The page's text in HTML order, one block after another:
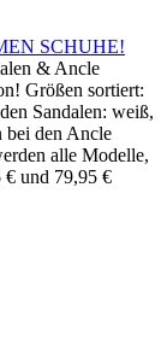
SCHUHE!
& Ancle
Größen sortiert:
Sandalen: weiß,
bei den Ancle
alle Modelle,
€ und 79,95 €